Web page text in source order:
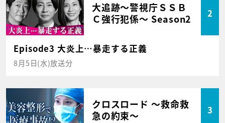
大追跡～警視庁ＳＳＢ
Ｃ強行犯係～ Season2
2
Episode3 大炎上…暴走する正義
8月5日(水)放送分
クロスロード ～救命救
急の約束～
3